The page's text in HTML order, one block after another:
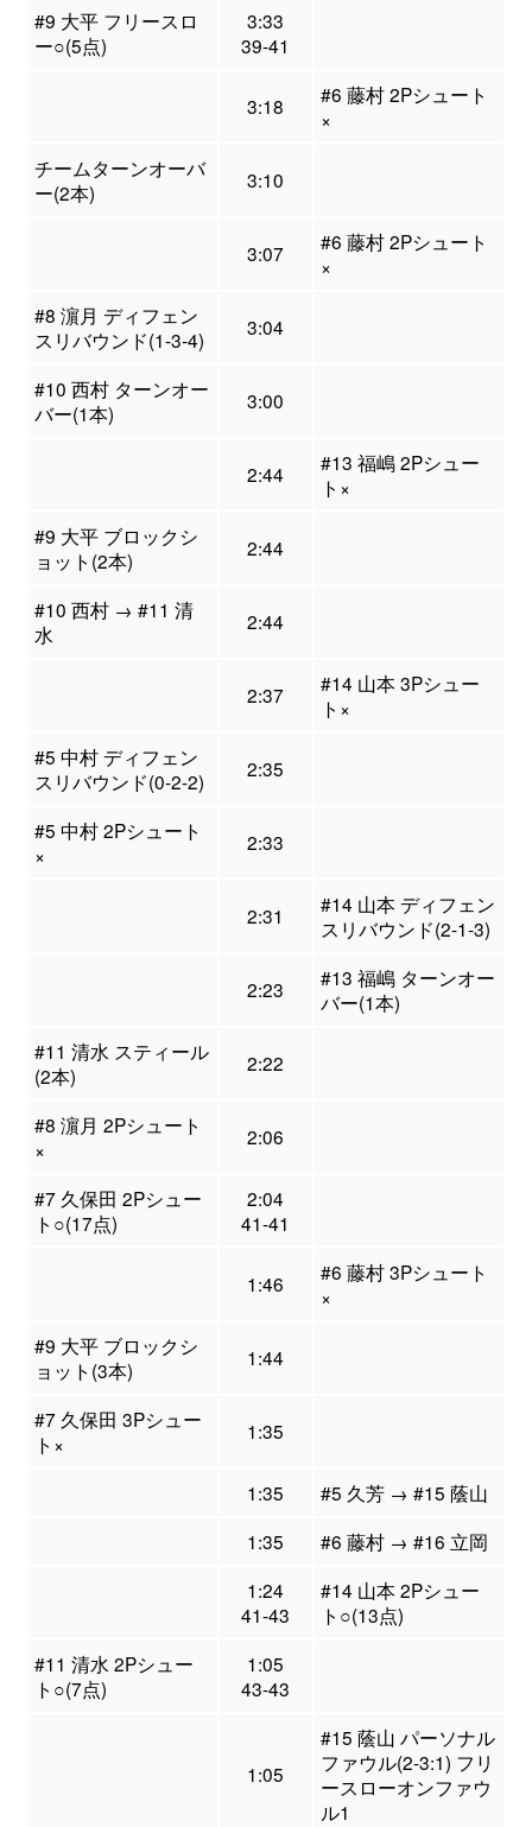
#9 大平 フリースロ
ー○(5点)
3:33
39-41
3:18
#6 藤村 2Pシュート
×
チームターンオーバ
ー(2本)
3:10
3:07
#6 藤村 2Pシュート
×
#8 濵月 ディフェン
スリバウンド(1-3-4)
3:04
#10 西村 ターンオー
バー(1本)
3:00
2:44
#13 福嶋 2Pシュー
ト×
#9 大平 ブロックシ
ョット(2本)
2:44
#10 西村 → #11 清
水
2:44
2:37
#14 山本 3Pシュー
ト×
#5 中村 ディフェン
スリバウンド(0-2-2)
2:35
#5 中村 2Pシュート
×
2:33
2:31
#14 山本 ディフェン
スリバウンド(2-1-3)
2:23
#13 福嶋 ターンオー
バー(1本)
#11 清水 スティール
(2本)
2:22
#8 濵月 2Pシュート
×
2:06
#7 久保田 2Pシュー
ト○(17点)
2:04
41-41
1:46
#6 藤村 3Pシュート
×
#9 大平 ブロックシ
ョット(3本)
1:44
#7 久保田 3Pシュー
ト×
1:35
1:35
#5 久芳 → #15 蔭山
1:35
#6 藤村 → #16 立岡
1:24
41-43
#14 山本 2Pシュー
ト○(13点)
#11 清水 2Pシュー
ト○(7点)
1:05
43-43
1:05
#15 蔭山 パーソナル
ファウル(2-3:1) フリ
ースローオンファウ
ル1